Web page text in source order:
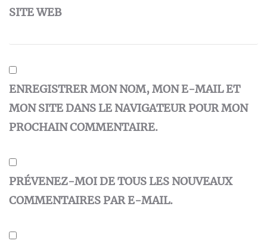
SITE WEB
ENREGISTRER MON NOM, MON E-MAIL ET
MON SITE DANS LE NAVIGATEUR POUR MON
PROCHAIN COMMENTAIRE.
PRÉVENEZ-MOI DE TOUS LES NOUVEAUX
COMMENTAIRES PAR E-MAIL.